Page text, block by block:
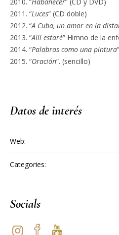
“Luces” (CD doble)
“A Cuba, un amor en la
“Allí estaré” Himno de la
“Palabras como una pintura
“Oración”. (sencillo)
Datos de interés
Web:
Categories:
Socials